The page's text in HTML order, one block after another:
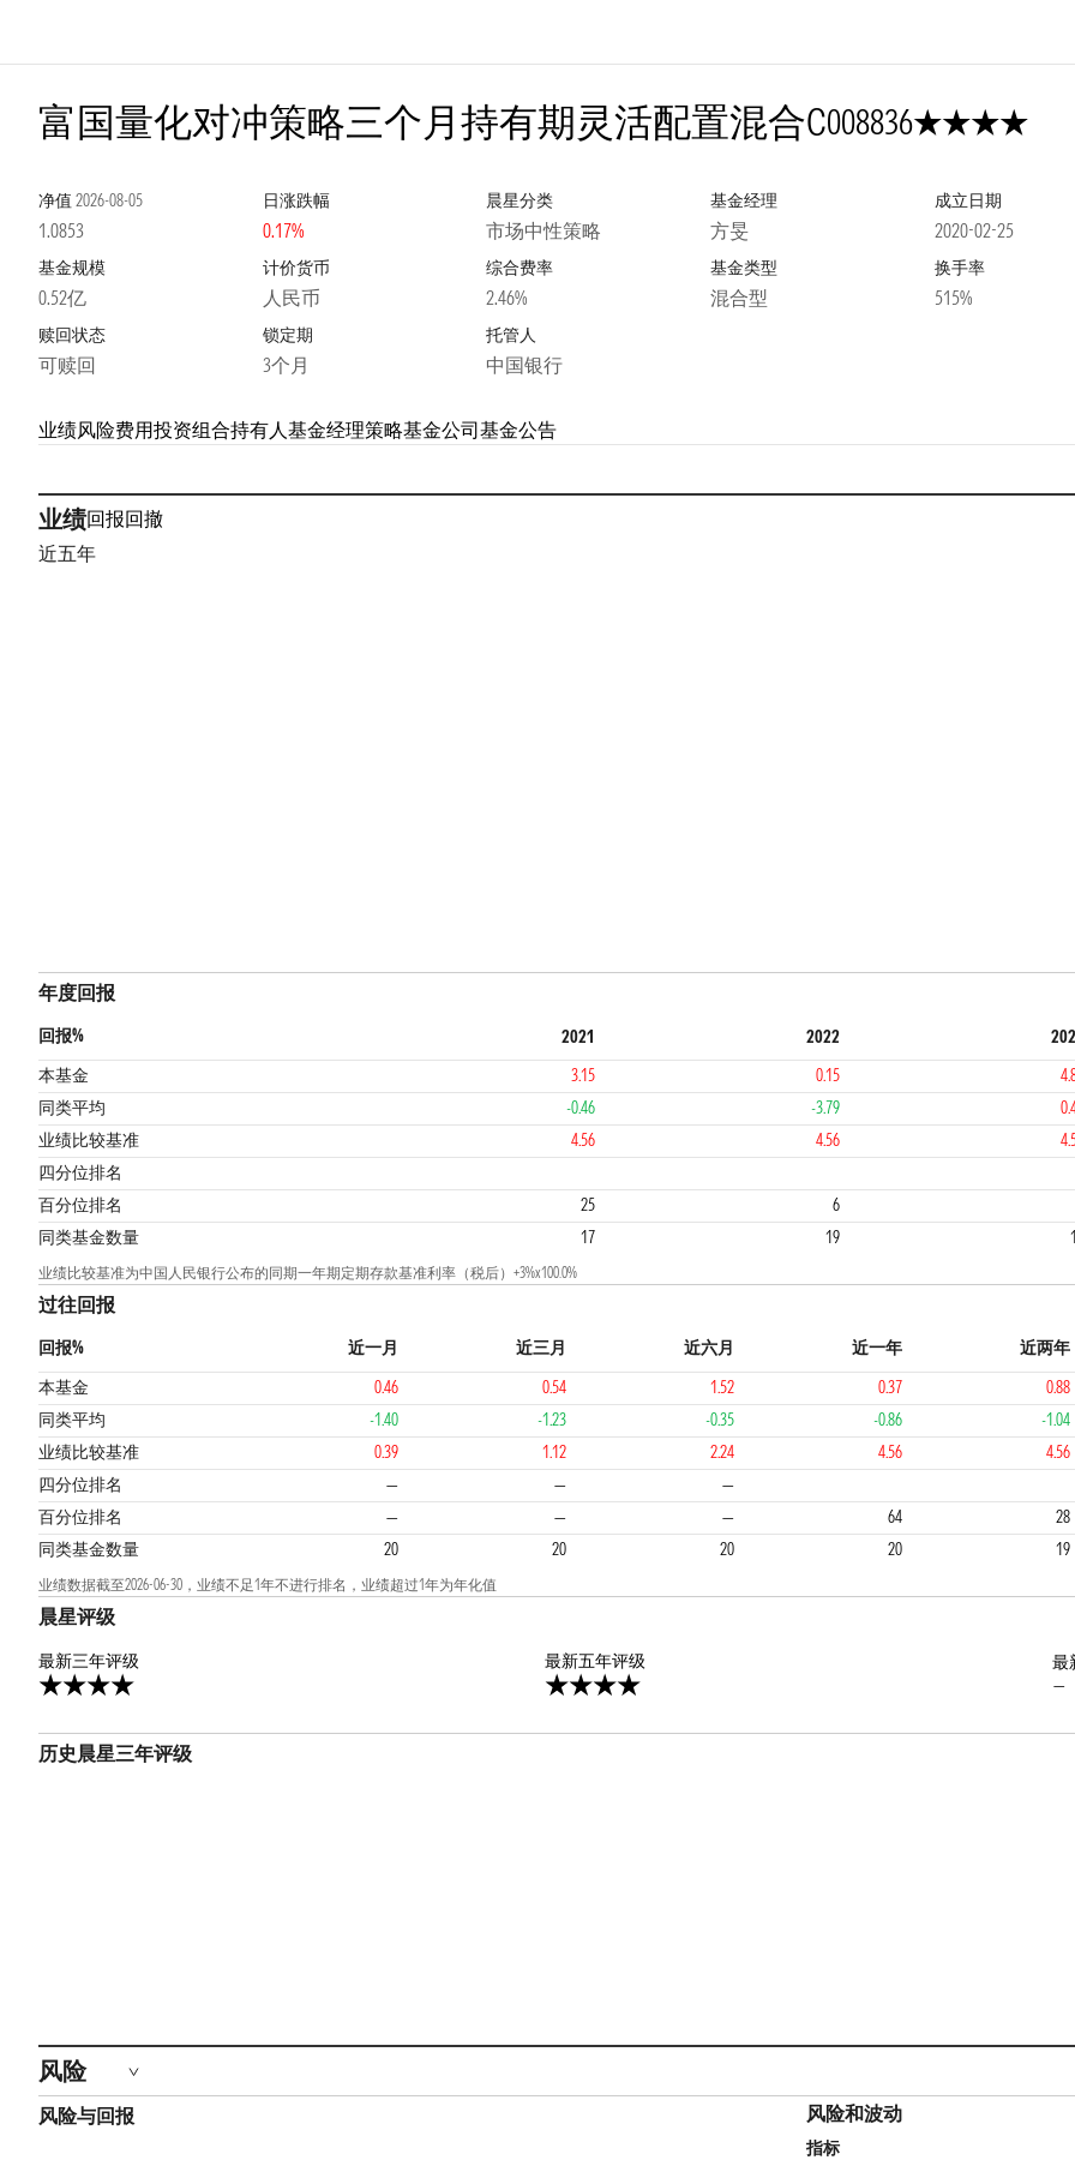
富国量化对冲策略三个月持有期灵活配置混合C008836
净值 2026-08-05
1.0853
日涨跌幅
0.17%
晨星分类
市场中性策略
基金经理
方旻
成立日期
2020-02-25
基金规模
0.52亿
计价货币
人民币
综合费率
2.46%
基金类型
混合型
换手率
515%
赎回状态
可赎回
锁定期
3个月
托管人
中国银行
业绩风险费用投资组合持有人基金经理策略基金公司基金公告
业绩回报回撤
近五年
年度回报
回报% 2021 2022
本基金
3.15 0.15
同类平均
-0.46 -3.79
业绩比较基准
4.56 4.56
四分位排名
2 1 1
百分位排名 25 6
同类基金数量
17 19
业绩比较基准为中国人民银行公布的同期一年期定期存款基准利率（税后）+3%x100.0%
过往回报
回报% 近一月 近三月 近六月 近一年 近两年
本基金
0.46 0.54 1.52 0.37 0.88
同类平均
-1.40 -1.23 -0.35 -0.86 -1.04
业绩比较基准
0.39 1.12 2.24 4.56 4.56
四分位排名
— — —
3 2 2
百分位排名 — — — 64 28
同类基金数量
20 20 20 20 19
业绩数据截至2026-06-30，业绩不足1年不进行排名，业绩超过1年为年化值
晨星评级
最新三年评级 最新五年评级
4星
最
—
历史晨星三年评级
风险
风险与回报 风险和波动
指标